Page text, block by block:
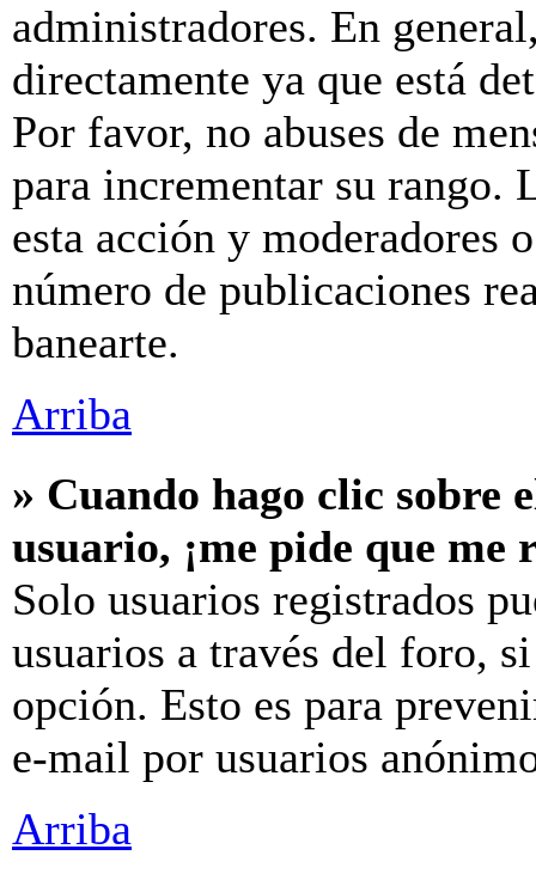
administradores. En
directamente ya que está
Por favor, no abuses de
para incrementar su rango.
esta acción y moderadores
número de publicaciones
banearte.
Arriba
» Cuando hago clic sobre
usuario, ¡me pide que me
Solo usuarios registrados
usuarios a través del foro,
opción. Esto es para
e-mail por usuarios
Arriba